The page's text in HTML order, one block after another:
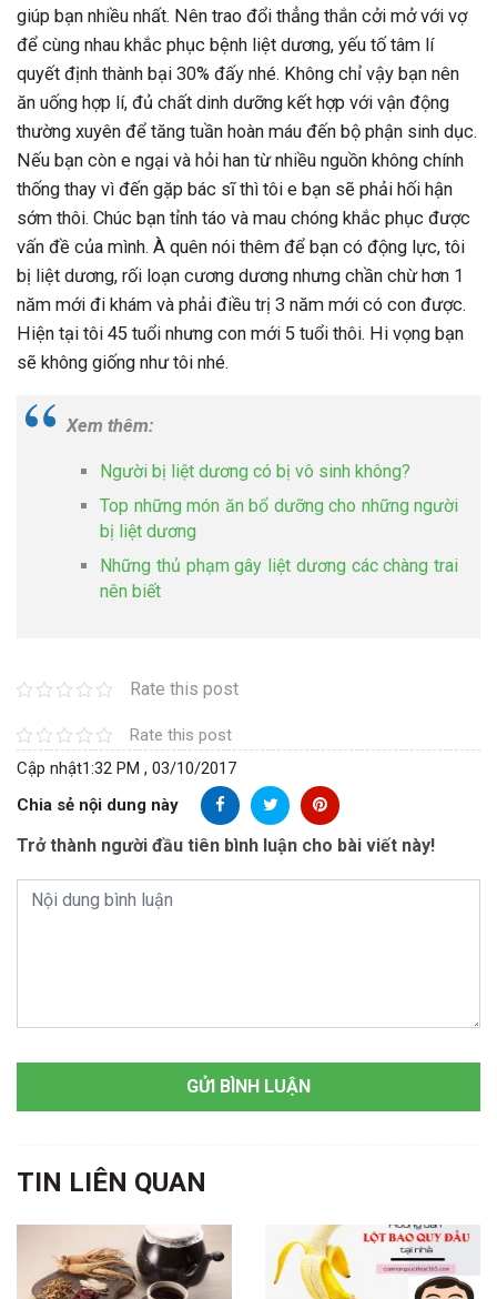
giúp bạn nhiều nhất. Nên trao đổi thẳng thắn cởi mở với vợ
để cùng nhau khắc phục bệnh liệt dương, yếu tố tâm lí
quyết định thành bại 30% đấy nhé. Không chỉ vậy bạn nên
ăn uống hợp lí, đủ chất dinh dưỡng kết hợp với vận động
thường xuyên để tăng tuần hoàn máu đến bộ phận sinh dục.
Nếu bạn còn e ngại và hỏi han từ nhiều nguồn không chính
thống thay vì đến gặp bác sĩ thì tôi e bạn sẽ phải hối hận
sớm thôi. Chúc bạn tỉnh táo và mau chóng khắc phục được
vấn đề của mình. À quên nói thêm để bạn có động lực, tôi
bị liệt dương, rối loạn cương dương nhưng chần chừ hơn 1
năm mới đi khám và phải điều trị 3 năm mới có con được.
Hiện tại tôi 45 tuổi nhưng con mới 5 tuổi thôi. Hi vọng bạn
sẽ không giống như tôi nhé.
Xem thêm:
Người bị liệt dương có bị vô sinh không?
Top những món ăn bổ dưỡng cho những người
bị liệt dương
Những thủ phạm gây liệt dương các chàng trai
nên biết
Rate this post
Rate this post
Cập nhật1:32 PM , 03/10/2017
Chia sẻ nội dung này
Trở thành người đầu tiên bình luận cho bài viết này!
TIN LIÊN QUAN